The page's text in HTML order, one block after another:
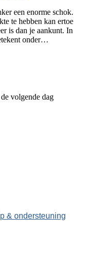
een enorme schok.
te hebben kan ertoe
is dan je aankunt. In
onder…
volgende dag
& ondersteuning